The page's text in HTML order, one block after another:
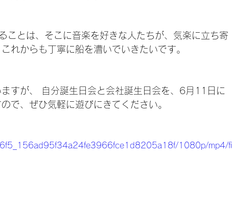
ことは、そこに音楽を好きな人たちが、気楽に立ち寄
れからも丁寧に船を漕いでいきたいです。
すが、 自分誕生日会と会社誕生日会を、6月11日に
で、ぜひ気軽に遊びにきてください。
1080p/mp4/fi